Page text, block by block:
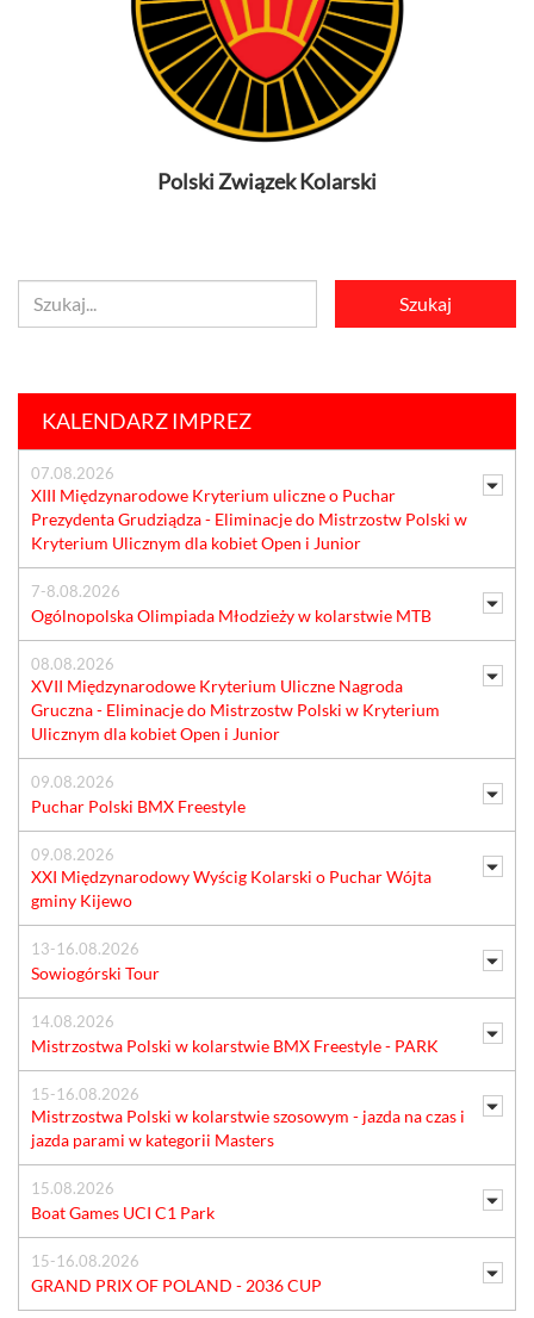
Polski Związek Kolarski
KALENDARZ IMPREZ
07.08.2026
XIII Międzynarodowe Kryterium uliczne o Puchar
Prezydenta Grudziądza - Eliminacje do Mistrzostw Polski w
Kryterium Ulicznym dla kobiet Open i Junior
7-8.08.2026
Ogólnopolska Olimpiada Młodzieży w kolarstwie MTB
08.08.2026
XVII Międzynarodowe Kryterium Uliczne Nagroda
Gruczna - Eliminacje do Mistrzostw Polski w Kryterium
Ulicznym dla kobiet Open i Junior
09.08.2026
Puchar Polski BMX Freestyle
09.08.2026
XXI Międzynarodowy Wyścig Kolarski o Puchar Wójta
gminy Kijewo
13-16.08.2026
Sowiogórski Tour
14.08.2026
Mistrzostwa Polski w kolarstwie BMX Freestyle - PARK
15-16.08.2026
Mistrzostwa Polski w kolarstwie szosowym - jazda na czas i
jazda parami w kategorii Masters
15.08.2026
Boat Games UCI C1 Park
15-16.08.2026
GRAND PRIX OF POLAND - 2036 CUP